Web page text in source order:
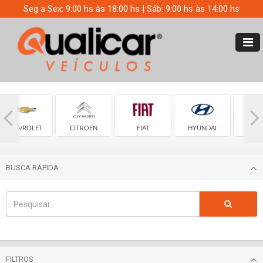
Seg a Sex: 9:00 hs às 18:00 hs | Sáb: 9:00 hs às 14:00 hs
CHEVROLET CITROEN FIAT HYUNDAI
BUSCA RÁPIDA
FILTROS